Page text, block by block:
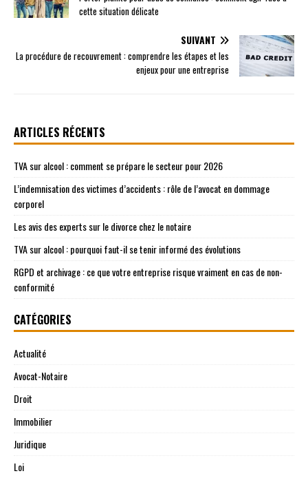
cette situation délicate
SUIVANT
La procédure de recouvrement : comprendre les étapes et les
enjeux pour une entreprise
ARTICLES RÉCENTS
TVA sur alcool : comment se prépare le secteur pour 2026
L’indemnisation des victimes d’accidents : rôle de l’avocat en dommage
corporel
Les avis des experts sur le divorce chez le notaire
TVA sur alcool : pourquoi faut-il se tenir informé des évolutions
RGPD et archivage : ce que votre entreprise risque vraiment en cas de non-
conformité
CATÉGORIES
Actualité
Avocat-Notaire
Droit
Immobilier
Juridique
Loi